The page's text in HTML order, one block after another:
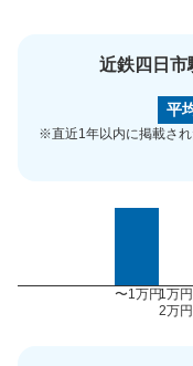
近鉄四日市
平
※直近1年以内に掲載さ
〜1万円1万
2万円